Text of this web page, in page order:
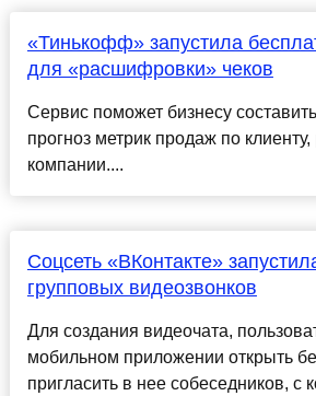
«Тинькофф» запустила
для «расшифровки» чеков
Сервис поможет бизнесу составить
прогноз метрик продаж по
компании....
Соцсеть «ВКонтакте»
групповых видеозвонков
Для создания видеочата,
мобильном приложении открыть
пригласить в нее собеседников, с